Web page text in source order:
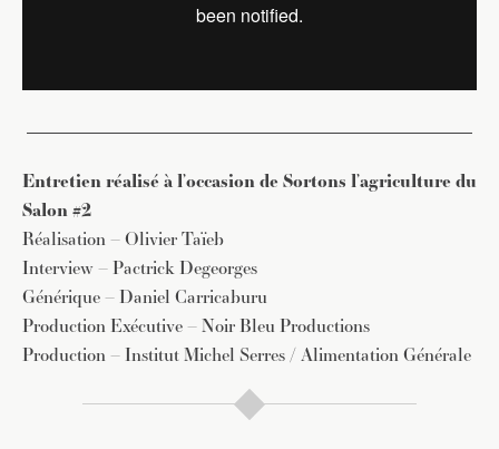
Entretien réalisé à l’occasion de Sortons l’agriculture du
Salon #2
Réalisation – Olivier Taïeb
Interview – Pactrick Degeorges
Générique – Daniel Carricaburu
Production Exécutive – Noir Bleu Productions
Production – Institut Michel Serres / Alimentation Générale